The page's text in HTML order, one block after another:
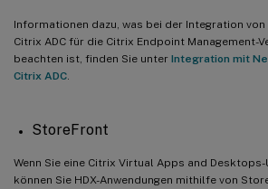
Informationen dazu, was bei der Integration
Citrix ADC für die Citrix Endpoint Management-
beachten ist, finden Sie unter Integration mit
Citrix ADC
StoreFront
Wenn Sie eine Citrix Virtual Apps and Desktops-
können Sie HDX-Anwendungen mithilfe von